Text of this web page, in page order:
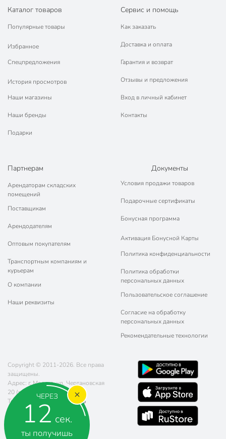
ЧЕРЕЗ
11 сек.
ты получишь
для галогеновых
конфорок
Артикул производителя
028901
Гарантия производителя, мес
12
Модель
Premium grey
Вес в упаковке
1.63 кг
Габариты упаковки
Каталог товаров
Популярные товары
Избранное
Спецпредложения
История просмотров
Наши магазины
Наши бренды
Подарки
Сервис и помощь
Как заказать
Доставка и оплата
Гарантия и возврат
Отзывы и предложения
Вход в личный кабинет
Контакты
Партнерам
Арендаторам складских
помещений
Поставщикам
Арендодателям
Оптовым покупателям
Транспортным компаниям и
курьерам
О компании
Наши реквизиты
Документы
Условия продажи товаров
Подарочные сертификаты
Бонусная программа
Активация Бонусной Карты
Политика конфиденциальности
Политика обработки
персональных данных
Пользовательское соглашение
Согласие на обработку
персональных данных
Рекомендательные технологии
Copyright © 2011-2026. Все права
защищены.
Адрес: г. Москва, ул. Чертановская
20 (метро Южная)
Телефон:
8 (800) 770-77-06
Почта:sales@poryadok.ru